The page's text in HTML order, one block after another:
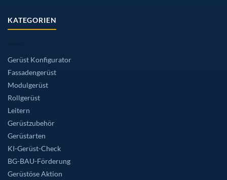
KATEGORIEN
Gerüst Konfigurator
Fassadengerüst
Modulgerüst
Rollgerüst
Leitern
Gerüstzubehör
Gerüstarten
KI-Gerüst-Check
BG-BAU-Förderung
Gerüstöse Aktion